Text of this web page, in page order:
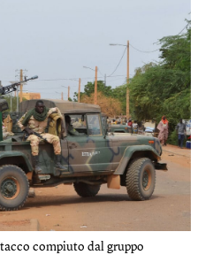
compiuto dal gruppo